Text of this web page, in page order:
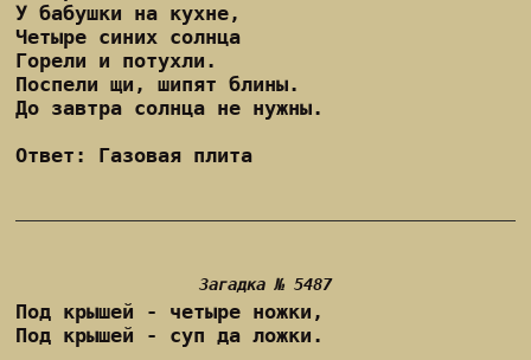
У бабушки на кухне,
Четыре синих солнца
Горели и потухли.
Поспели щи, шипят блины.
До завтра солнца не нужны.
Ответ: Газовая плита
Загадка № 5487
Под крышей - четыре ножки,
Под крышей - суп да ложки.